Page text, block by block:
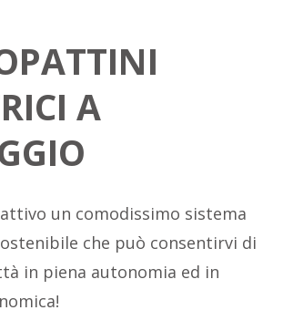
A
un comodissimo sistema
che può consentirvi di
in piena autonomia ed in